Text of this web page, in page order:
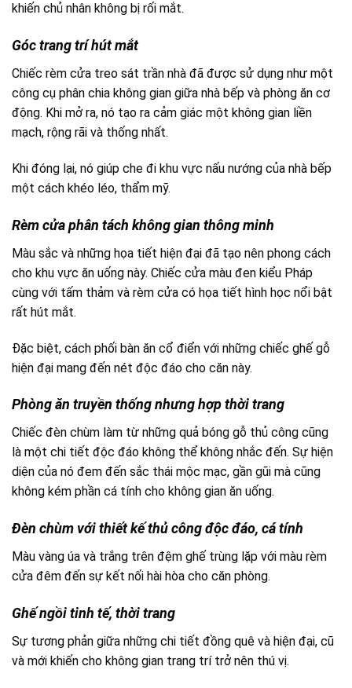
khiến chủ nhân không bị rối mắt.
Góc trang trí hút mắt
Chiếc rèm cửa treo sát trần nhà đã được sử dụng như một
công cụ phân chia không gian giữa nhà bếp và phòng ăn cơ
động. Khi mở ra, nó tạo ra cảm giác một không gian liền
mạch, rộng rãi và thống nhất.
Khi đóng lại, nó giúp che đi khu vực nấu nướng của nhà bếp
một cách khéo léo, thẩm mỹ.
Rèm cửa phân tách không gian thông minh
Màu sắc và những họa tiết hiện đại đã tạo nên phong cách
cho khu vực ăn uống này. Chiếc cửa màu đen kiểu Pháp
cùng với tấm thảm và rèm cửa có họa tiết hình học nổi bật
rất hút mắt.
Đặc biệt, cách phối bàn ăn cổ điển với những chiếc ghế gỗ
hiện đại mang đến nét độc đáo cho căn này.
Phòng ăn truyền thống nhưng hợp thời trang
Chiếc đèn chùm làm từ những quả bóng gỗ thủ công cũng
là một chi tiết độc đáo không thể không nhắc đến. Sự hiện
diện của nó đem đến sắc thái mộc mạc, gần gũi mà cũng
không kém phần cá tính cho không gian ăn uống.
Đèn chùm với thiết kế thủ công độc đáo, cá tính
Màu vàng úa và trắng trên đệm ghế trùng lặp với màu rèm
cửa đêm đến sự kết nối hài hòa cho căn phòng.
Ghế ngồi tinh tế, thời trang
Sự tương phản giữa những chi tiết đồng quê và hiện đại, cũ
và mới khiến cho không gian trang trí trở nên thú vị.